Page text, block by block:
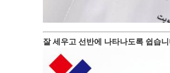
잘 세우고 선반에 나타나도록 쉽습